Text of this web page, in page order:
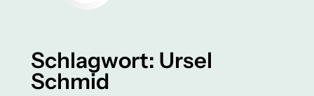
Schlagwort: Ursel
Schmid